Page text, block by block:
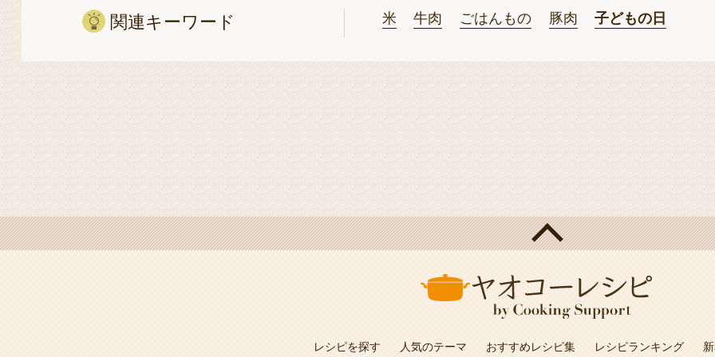
関連キーワード 米 牛肉 ごはんもの 豚肉 子どもの日
レシピを探す 人気のテーマ おすすめレシピ集 レシピランキング